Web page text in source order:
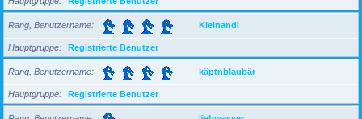
Rang, Benutzername Kleinandi
Hauptgruppe Registrierte Benutzer
Rang, Benutzername käptnblaubär
Hauptgruppe Registrierte Benutzer